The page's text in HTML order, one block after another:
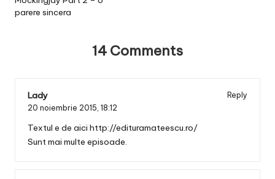
parere sincera
14 Comments
Lady
Reply
20 noiembrie 2015, 18:12
Textul e de aici http://edituramateescu.ro/
Sunt mai multe episoade.